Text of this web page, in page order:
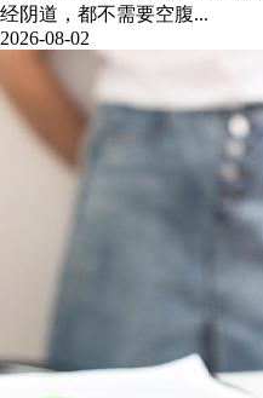
经阴道，都不需要空腹...
2026-08-02